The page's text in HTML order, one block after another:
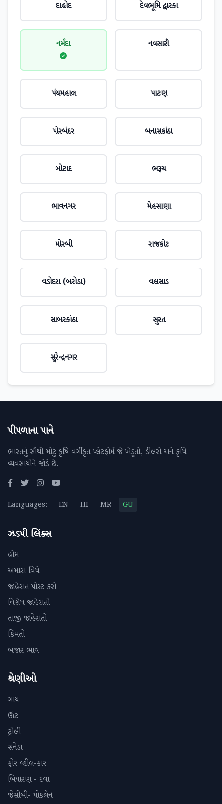
દાહોદ દેવભૂમિ દ્વારકા
નર્મદા નવસારી
પંચમહાલ પાટણ
પોરબંદર બનાસકાંઠા
બોટાદ ભરૂચ
ભાવનગર મેહસાણા
મોરબી રાજકોટ
વડોદરા (બરોડા) વલસાડ
સાબરકાંઠા સુરત
સુરેન્દ્રનગર
પીપળાના પાને
ભારતનું સૌથી મોટું કૃષિ વર્ગીકૃત પ્લેટફોર્મ જે ખેડૂતો, ડીલરો અને કૃષિ
વ્યવસાયોને જોડે છે.
Languages: EN HI MR GU
ઝડપી લિંક્સ
હોમ
અમારા વિષે
જાહેરાત પોસ્ટ કરો
વિશેષ જાહેરાતો
તાજી જાહેરાતો
કિંમતો
બજાર ભાવ
શ્રેણીઓ
ગાય
ઊંટ
ટ્રોલી
સનેડા
ફોર વ્હીલ-કાર
બિયારણ - દવા
જેસીબી- પોકલેન